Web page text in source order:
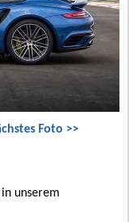
Foto >>
unserem